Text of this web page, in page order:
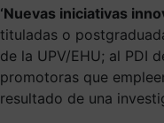
‘Nuevas iniciativas
tituladas o
de la UPV/EHU; al PDI
promotoras que
resultado de una